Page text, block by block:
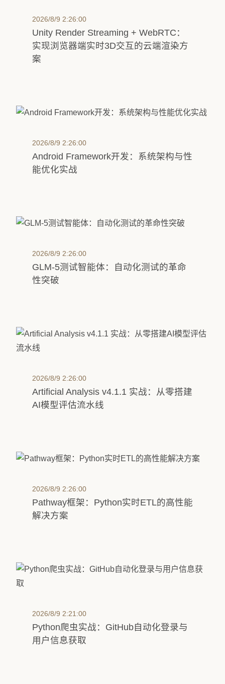
2026/8/9 2:26:00
Unity Render Streaming + WebRTC：
实现浏览器端实时3D交互的云端渲染方
案
2026/8/9 2:26:00
Android Framework开发：系统架构与性
能优化实战
2026/8/9 2:26:00
GLM-5测试智能体：自动化测试的革命
性突破
2026/8/9 2:26:00
Artificial Analysis v4.1.1 实战：从零搭建
AI模型评估流水线
2026/8/9 2:26:00
Pathway框架：Python实时ETL的高性能
解决方案
2026/8/9 2:21:00
Python爬虫实战：GitHub自动化登录与
用户信息获取